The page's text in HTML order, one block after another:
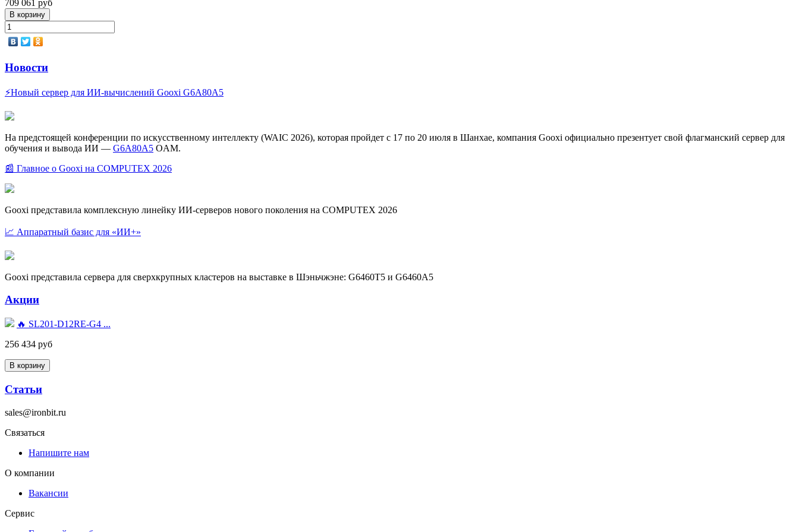
709 061 руб
Новости
⚡Новый сервер для ИИ-вычислений Gooxi G6A80A5
На предстоящей конференции по искусственному интеллекту (WAIC 2026), которая пройдет с 17 по 20 июля в Шанхае, компания Gooxi официально презентует свой флагманский сервер для
обучения и вывода ИИ — G6A80A5 OAM.
📰 Главное о Gooxi на COMPUTEX 2026
Gooxi представила комплексную линейку ИИ-серверов нового поколения на COMPUTEX 2026
📈 Аппаратный базис для «ИИ+»
Gooxi представила сервера для сверхкрупных кластеров на выставке в Шэньчжэне: G6460T5 и G6460A5
Акции
🔥 SL201-D12RE-G4 ...
256 434 руб
Статьи
sales@ironbit.ru
Связаться
Напишите нам
О компании
Вакансии
Сервис